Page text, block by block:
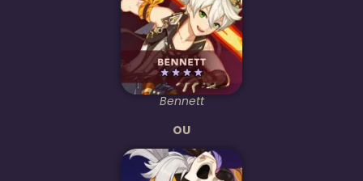
Bennett
OU